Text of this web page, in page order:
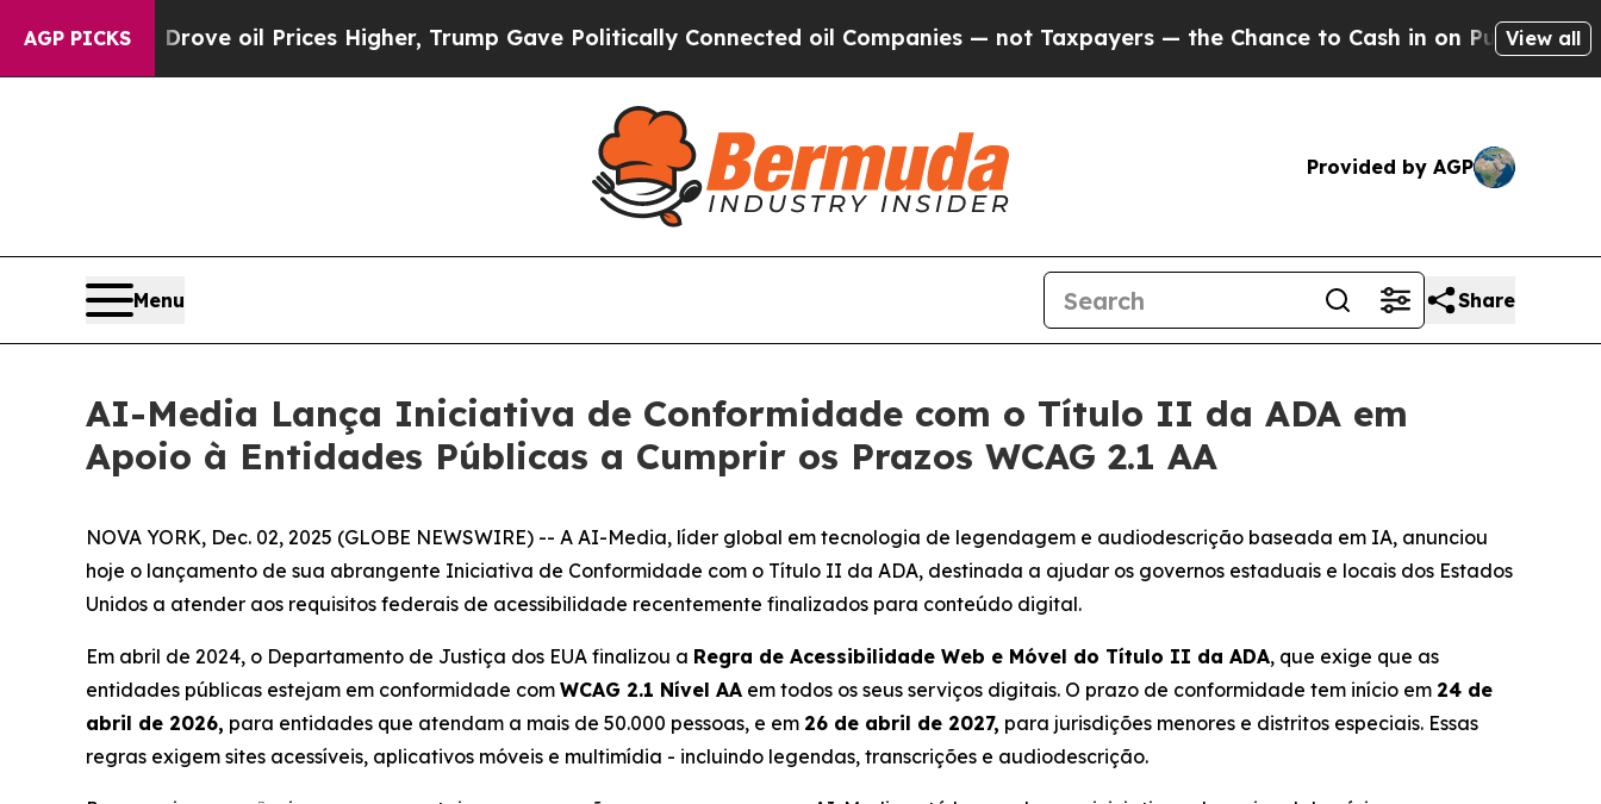
AGP PICKS
Iran Drove oil Prices Higher, Trump Gave Politically Connected oil Companies — not Taxpayers — the Chance to Cash in on Publicly Owned oil
View all
Provided by AGP
Menu Share
AI-Media Lança Iniciativa de Conformidade com o Título II da ADA em
Apoio à Entidades Públicas a Cumprir os Prazos WCAG 2.1 AA
NOVA YORK, Dec. 02, 2025 (GLOBE NEWSWIRE) -- A AI-Media, líder global em tecnologia de legendagem e audiodescrição baseada em IA, anunciou
hoje o lançamento de sua abrangente Iniciativa de Conformidade com o Título II da ADA, destinada a ajudar os governos estaduais e locais dos Estados
Unidos a atender aos requisitos federais de acessibilidade recentemente finalizados para conteúdo digital.
Em abril de 2024, o Departamento de Justiça dos EUA finalizou a Regra de Acessibilidade Web e Móvel do Título II da ADA, que exige que as
entidades públicas estejam em conformidade com WCAG 2.1 Nível AA em todos os seus serviços digitais. O prazo de conformidade tem início em 24 de
abril de 2026, para entidades que atendam a mais de 50.000 pessoas, e em 26 de abril de 2027, para jurisdições menores e distritos especiais. Essas
regras exigem sites acessíveis, aplicativos móveis e multimídia - incluindo legendas, transcrições e audiodescrição.